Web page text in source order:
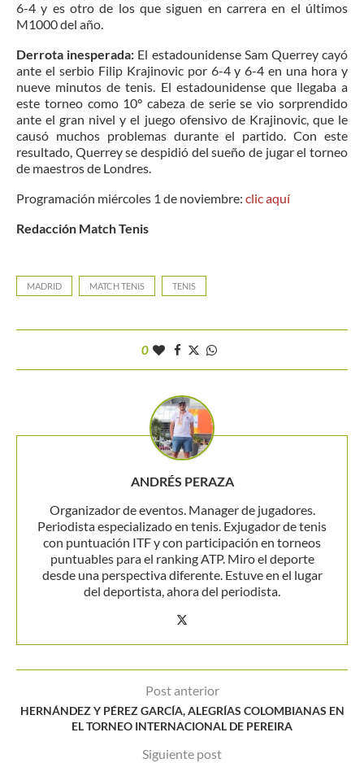
6-4 y es otro de los que siguen en carrera en el últimos
M1000 del año.
Derrota inesperada: El estadounidense Sam Querrey cayó
ante el serbio Filip Krajinovic por 6-4 y 6-4 en una hora y
nueve minutos de tenis. El estadounidense que llegaba a
este torneo como 10° cabeza de serie se vio sorprendido
ante el gran nivel y el juego ofensivo de Krajinovic, que le
causó muchos problemas durante el partido. Con este
resultado, Querrey se despidió del sueño de jugar el torneo
de maestros de Londres.
Programación miércoles 1 de noviembre: clic aquí
Redacción Match Tenis
MADRID MATCH TENIS TENIS
0
ANDRÉS PERAZA
Organizador de eventos. Manager de jugadores.
Periodista especializado en tenis. Exjugador de tenis
con puntuación ITF y con participación en torneos
puntuables para el ranking ATP. Miro el deporte
desde una perspectiva diferente. Estuve en el lugar
del deportista, ahora del periodista.
Post anterior
HERNÁNDEZ Y PÉREZ GARCÍA, ALEGRÍAS COLOMBIANAS EN
EL TORNEO INTERNACIONAL DE PEREIRA
Siguiente post